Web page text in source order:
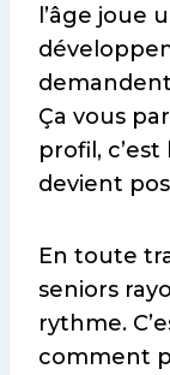
l’âge joue
Ça vous
profil,
devient
En toute
seniors
rythme.
comment